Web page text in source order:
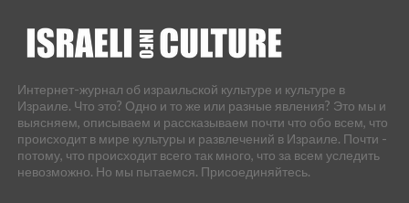
Интернет-журнал об израильской культуре и культуре в
Израиле. Что это? Одно и то же или разные явления? Это мы и
выясняем, описываем и рассказываем почти что обо всем, что
происходит в мире культуры и развлечений в Израиле. Почти -
потому, что происходит всего так много, что за всем уследить
невозможно. Но мы пытаемся. Присоединяйтесь.